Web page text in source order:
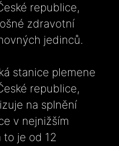
republice,
zdravotní
jedinců.
stanice plemene
republice,
na splnění
v nejnižším
to je od 12